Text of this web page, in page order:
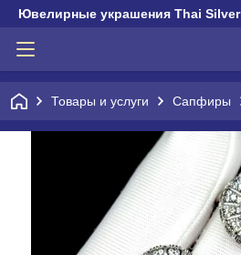
Ювелирные украшения Thai Silver
Товары и услуги Сапфиры